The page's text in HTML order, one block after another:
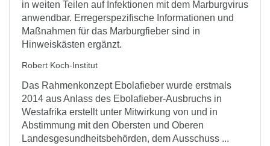
in weiten Teilen auf Infektionen mit dem Marburgvirus
anwendbar. Erregerspezifische Informationen und
Maßnahmen für das Marburgfieber sind in
Hinweiskästen ergänzt.
Robert Koch-Institut
Das Rahmenkonzept Ebolafieber wurde erstmals
2014 aus Anlass des Ebolafieber-Ausbruchs in
Westafrika erstellt unter Mitwirkung von und in
Abstimmung mit den Obersten und Oberen
Landesgesundheitsbehörden, dem Ausschuss ...